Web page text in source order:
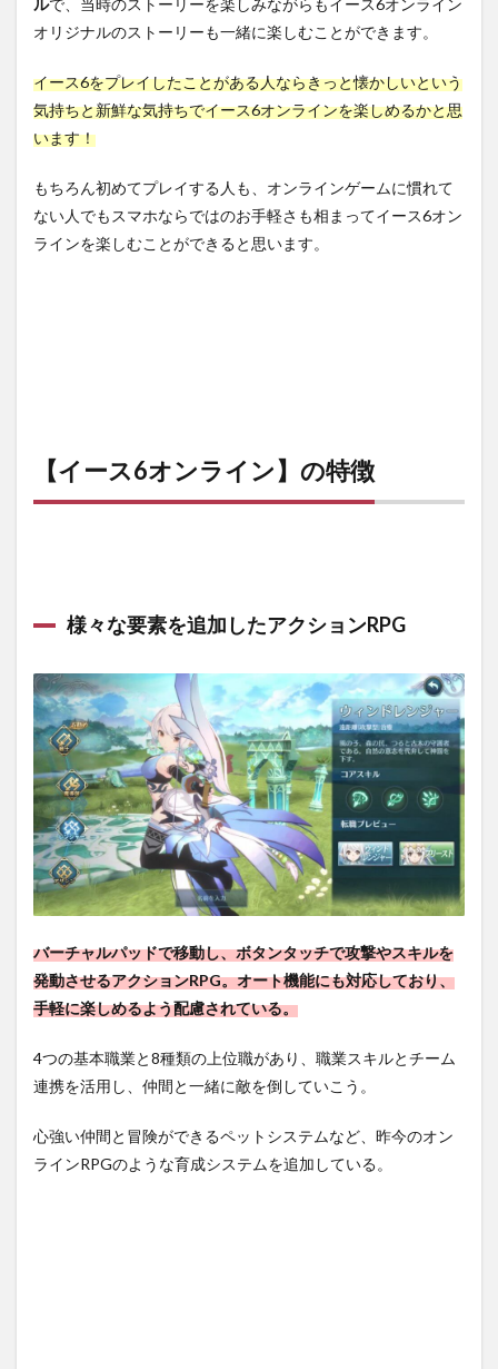
ン】
いと
ころ
4.1
る職
業は4
種類
4.2
シス
テム
【イ
ース
ンラ
イ
ン】
評価
レビ
ュー
まと
め
ルで、当時のストーリーを楽しみながらもイース6オンライン
オリジナルのストーリーも一緒に楽しむことができます。
イース6をプレイしたことがある人ならきっと懐かしいという
気持ちと新鮮な気持ちでイース6オンラインを楽しめるかと思
います！
もちろん初めてプレイする人も、オンラインゲームに慣れて
ない人でもスマホならではのお手軽さも相まってイース6オン
ラインを楽しむことができると思います。
【イース6オンライン】の特徴
様々な要素を追加したアクションRPG
バーチャルパッドで移動し、ボタンタッチで攻撃やスキルを
発動させるアクションRPG。オート機能にも対応しており、
手軽に楽しめるよう配慮されている。
4つの基本職業と8種類の上位職があり、職業スキルとチーム
連携を活用し、仲間と一緒に敵を倒していこう。
心強い仲間と冒険ができるペットシステムなど、昨今のオン
ラインRPGのような育成システムを追加している。